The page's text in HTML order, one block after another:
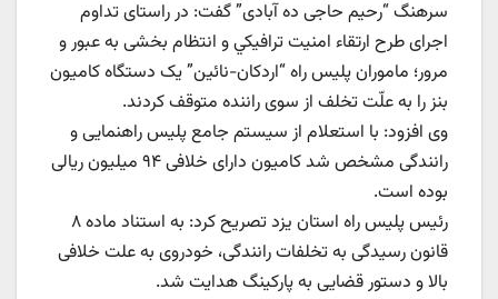
سرهنگ “رحیم حاجی ده آبادی” گفت: در راستای تداوم
اجرای طرح ارتقاء امنیت ترافيكي و انتظام بخشی به عبور و
مرور؛ ماموران پلیس راه “اردکان-نائین” یک دستگاه کامیون
بنز را به علّت تخلف از سوی راننده متوقف کردند.
وی افزود: با استعلام از سیستم جامع پلیس راهنمایی و
رانندگی مشخص شد کامیون دارای خلافی ۹۴ میلیون ریالی
بوده است.
رئیس پلیس راه استان یزد تصریح کرد: به استناد ماده ۸
قانون رسیدگی به تخلفات رانندگی، خودروی به علت خلافی
بالا و دستور قضایی به پارکینگ هدایت شد.